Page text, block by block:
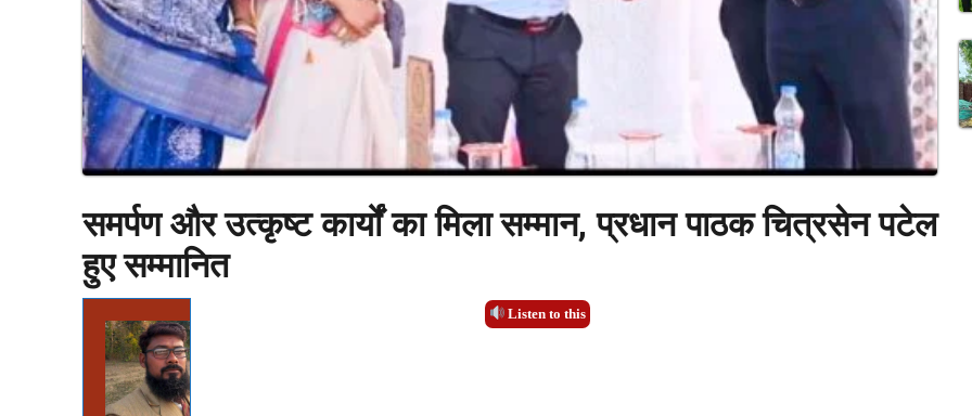
समर्पण और उत्कृष्ट कार्यों का मिला सम्मान, प्रधान पाठक चित्रसेन पटेल
हुए सम्मानित
Listen to this